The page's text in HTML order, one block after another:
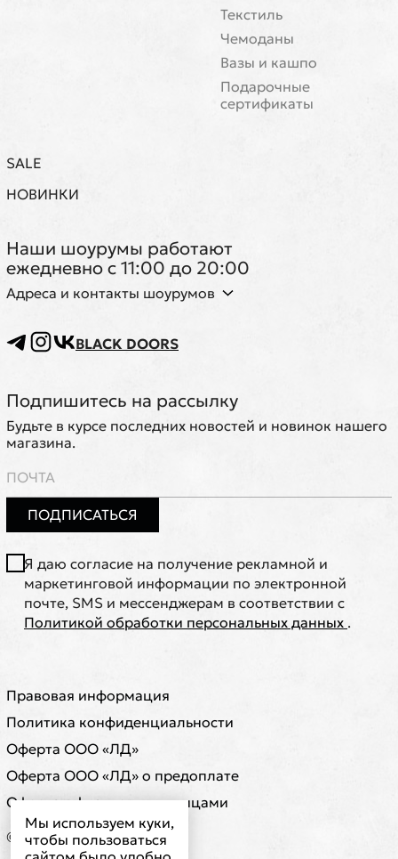
Текстиль
Чемоданы
Вазы и кашпо
Подарочные
сертификаты
SALE
НОВИНКИ
Наши шоурумы работают
ежедневно с 11:00 до 20:00
Адреса и контакты шоурумов
BLACK DOORS
Подпишитесь на рассылку
Будьте в курсе последних новостей и новинок нашего
магазина.
ПОДПИСАТЬСЯ
Я даю согласие на получение рекламной и
маркетинговой информации по электронной
почте, SMS и мессенджерам в соответствии с
Политикой обработки персональных данных .
Правовая информация
Политика конфиденциальности
Оферта ООО «ЛД»
Оферта ООО «ЛД» о предоплате
Оферта с физическими лицами
© ООО "ЛД"
Мы используем куки,
чтобы пользоваться